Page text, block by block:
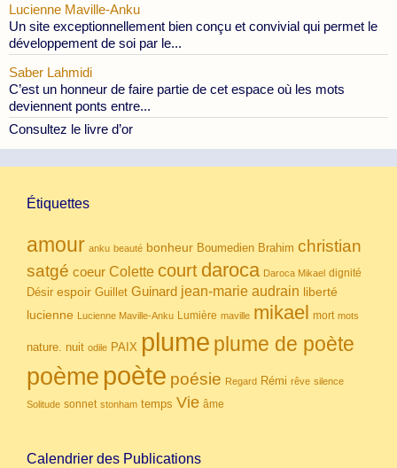
Lucienne Maville-Anku
Un site exceptionnellement bien conçu et convivial qui permet le
développement de soi par le...
Saber Lahmidi
C’est un honneur de faire partie de cet espace où les mots
deviennent ponts entre...
Consultez le livre d’or
Étiquettes
amour anku beauté bonheur Boumedien Brahim christian
satgé coeur Colette court daroca Daroca Mikael dignité
Désir espoir Guillet Guinard jean-marie audrain liberté
lucienne Lucienne Maville-Anku Lumière maville mikael mort mots
nature. nuit odile PAIX plume plume de poète
poème poète poésie Regard Rémi rêve silence
Solitude sonnet stonham temps Vie âme
Calendrier des Publications